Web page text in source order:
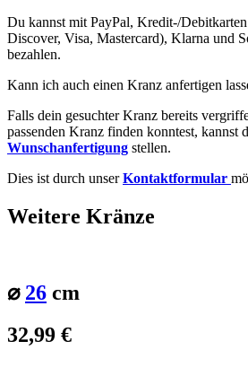
Du kannst mit PayPal, Kredit-/
Discover, Visa, Mastercard), Klarna und
bezahlen.
Kann ich auch einen Kranz anfertigen
Falls dein gesuchter Kranz bereits
passenden Kranz finden konntest, kannst
Wunschanfertigung stellen.
Dies ist durch unserKontaktformular
Weitere Kränze
⌀ 26 cm
32,99 €